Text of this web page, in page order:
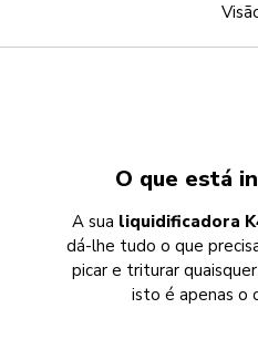
O que está
A sua liquidificadora
dá-lhe tudo o que
picar e triturar
isto é apenas o